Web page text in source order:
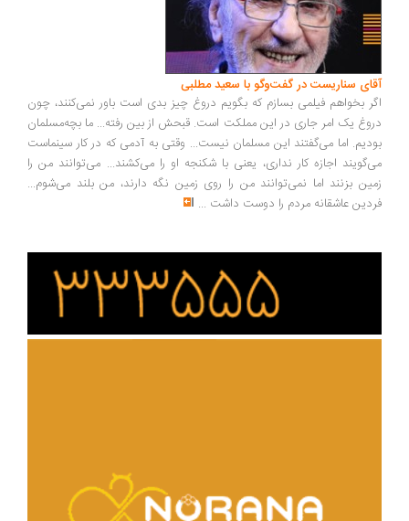
سناریست در گفت‌وگو با سعید مطلبی
بخواهم فیلمی بسازم که بگویم دروغ چیز بدی است باور نمی‌کنند، چون
یک امر جاری در این مملکت است. قبحش از بین رفته... ما بچه‌مسلمان
اما می‌گفتند این مسلمان نیست... وقتی به آدمی که در کار سینماست
اجازه کار نداری، یعنی با شکنجه او را می‌کشند... می‌توانند من را
بزنند اما نمی‌توانند من را روی زمین نگه دارند، من بلند می‌شوم...
عاشقانه مردم را دوست داشت ...